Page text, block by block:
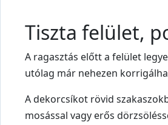
Tiszta felület,
A ragasztás előtt a felület
utólag már nehezen
A dekorcsíkot rövid
mosással vagy erős